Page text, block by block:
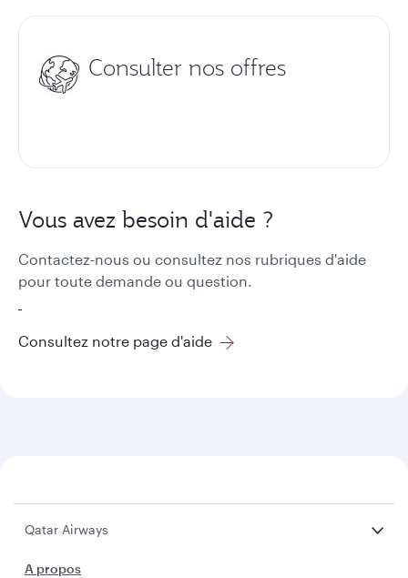
Consulter nos offres
Vous avez besoin d'aide ?
Contactez-nous ou consultez nos rubriques d'aide
pour toute demande ou question.
Consultez notre page d'aide
Qatar Airways
A propos